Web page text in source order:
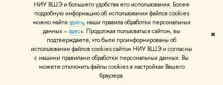
НИУ ВШЭ и большего удобства его использования. Более
подробную информацию об использовании файлов cookies
можно найти здесь, наши правила обработки персональных
данных –здесь. Продолжая пользоваться сайтом, вы
подтверждаете, что были проинформированы об
использовании файлов cookies сайтом НИУ ВШЭ и согласны
с нашими правилами обработки персональных данных. Вы
можете отключить файлы cookies в настройках Вашего
браузера.
✖
https://elearning.hse.ru/mooc
Массовые открытые онлайн-курсы
© НИУ ВШЭ 1993–2026 Адреса и контактыУсловия
использования материаловПолитика конфиденциальности